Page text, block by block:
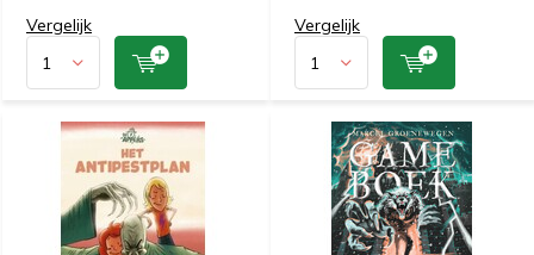
Vergelijk Vergelijk